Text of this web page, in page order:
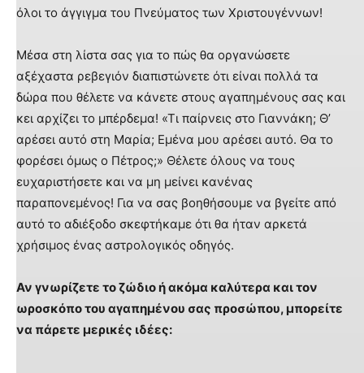
όλοι το άγγιγμα του Πνεύματος των Χριστουγέννων!
Μέσα στη λίστα σας για το πώς θα οργανώσετε
αξέχαστα ρεβεγιόν διαπιστώνετε ότι είναι πολλά τα
δώρα που θέλετε να κάνετε στους αγαπημένους σας και
κει αρχίζει το μπέρδεμα! «Τι παίρνεις στο Γιαννάκη; Θ’
αρέσει αυτό στη Μαρία; Eμένα μου αρέσει αυτό. Θα το
φορέσει όμως ο Πέτρος;» Θέλετε όλους να τους
ευχαριστήσετε και να μη μείνει κανένας
παραπονεμένος! Για να σας βοηθήσουμε να βγείτε από
αυτό το αδιέξοδο σκεφτήκαμε ότι θα ήταν αρκετά
χρήσιμος ένας αστρολογικός οδηγός.
Αν γνωρίζετε το ζώδιο ή ακόμα καλύτερα και τον
ωροσκόπο του αγαπημένου σας προσώπου, μπορείτε
να πάρετε μερικές ιδέες: